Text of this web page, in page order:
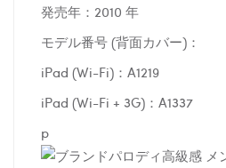
発売年：2010 年
モデル番号 (背面カバー)：
iPad (Wi-Fi)：A1219
iPad (Wi-Fi + 3G)：A1337
p